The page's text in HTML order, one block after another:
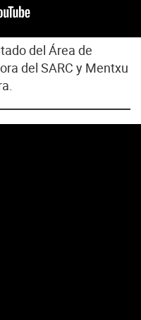
del Área de
del SARC y Mentxu